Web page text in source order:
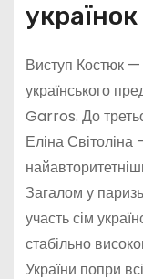
Виступ Костюк
українського
Garros. До
Еліна Світоліна
Загалом у
участь сім
стабільно
України попри